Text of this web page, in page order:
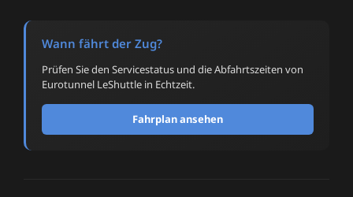
Wann fährt der Zug?
Prüfen Sie den Servicestatus und die Abfahrtszeiten von
Eurotunnel LeShuttle in Echtzeit.
Fahrplan ansehen